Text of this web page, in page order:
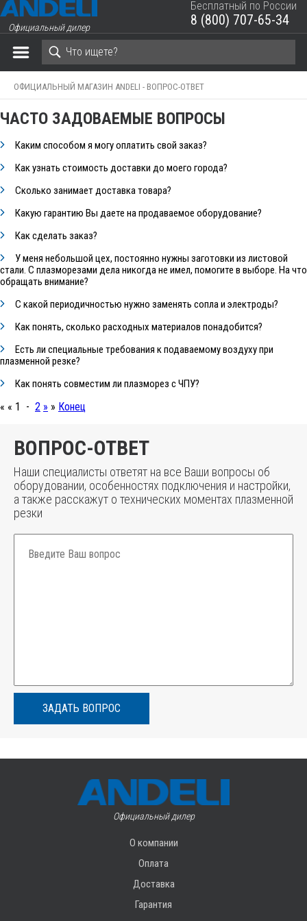
Официальный дилер
Бесплатный по России
8 (800) 707-65-34
ОФИЦИАЛЬНЫЙ МАГАЗИН ANDELI - ВОПРОС-ОТВЕТ
ЧАСТО ЗАДОВАЕМЫЕ ВОПРОСЫ
Каким способом я могу оплатить свой заказ?
Как узнать стоимость доставки до моего города?
Сколько занимает доставка товара?
Какую гарантию Вы даете на продаваемое оборудование?
Как сделать заказ?
У меня небольшой цех, постоянно нужны заготовки из листовой
стали. С плазморезами дела никогда не имел, помогите в выборе. На что
обращать внимание?
С какой периодичностью нужно заменять сопла и электроды?
Как понять, сколько расходных материалов понадобится?
Есть ли специальные требования к подаваемому воздуху при
плазменной резке?
Как понять совместим ли плазморез с ЧПУ?
« « 1 - 2 » » Конец
ВОПРОС-ОТВЕТ
Наши специалисты ответят на все Ваши вопросы об
оборудовании, особенностях подключения и настройки,
а также расскажут о технических моментах плазменной
резки
ЗАДАТЬ ВОПРОС
Официальный дилер
О компании
Оплата
Доставка
Гарантия
ЗАКРЫТЬ КОРЗИНУ